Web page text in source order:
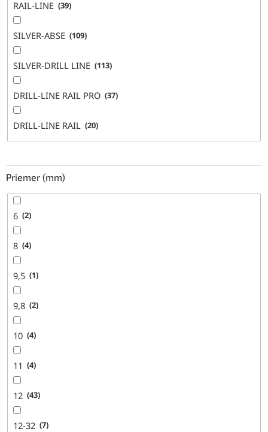
RAIL-LINE 39
SILVER-ABSE 109
SILVER-DRILL LINE 113
DRILL-LINE RAIL PRO 37
DRILL-LINE RAIL 20
Priemer (mm)
6 2
8 4
9,5 1
9,8 2
10 4
11 4
12 43
12-32 7